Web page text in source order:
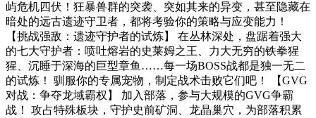
屿危机四伏！狂暴兽群的突袭、突如其来的异变，甚至隐藏在
暗处的远古遗迹守卫者，都将考验你的策略与应变能力！
【挑战强敌：遗迹守护者的试炼】 在丛林深处，盘踞着强大
的七大守护者：喷吐熔岩的史莱姆之王、力大无穷的铁拳猩
猩、沉睡于深海的巨型章鱼……每一场BOSS战都是独一无二
的试炼！ 驯服你的专属宠物，制定战术击败它们吧！ 【GVG
对战：争夺龙域霸权】 加入部落，参与大规模的GVG争霸
战！ 攻占特殊板块，守护史前矿洞、龙晶巢穴，为部落积累